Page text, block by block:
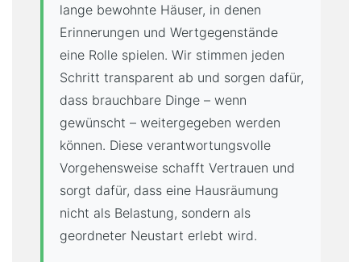
lange bewohnte Häuser, in denen
Erinnerungen und Wertgegenstände
eine Rolle spielen. Wir stimmen jeden
Schritt transparent ab und sorgen dafür,
dass brauchbare Dinge – wenn
gewünscht – weitergegeben werden
können. Diese verantwortungsvolle
Vorgehensweise schafft Vertrauen und
sorgt dafür, dass eine Hausräumung
nicht als Belastung, sondern als
geordneter Neustart erlebt wird.